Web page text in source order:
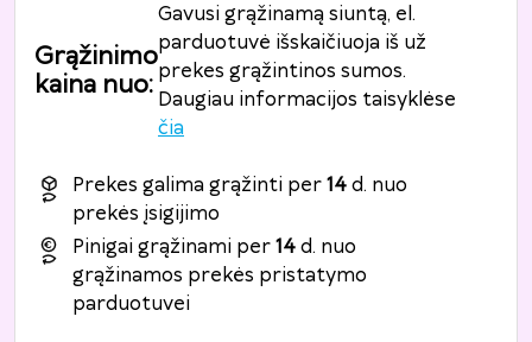
Grąžinimo
kaina nuo:
Gavusi grąžinamą siuntą, el.
parduotuvė išskaičiuoja iš už
prekes grąžintinos sumos.
Daugiau informacijos taisyklėse
čia
Prekes galima grąžinti per14d. nuo
prekės įsigijimo
Pinigai grąžinami per14d. nuo
grąžinamos prekės pristatymo
parduotuvei